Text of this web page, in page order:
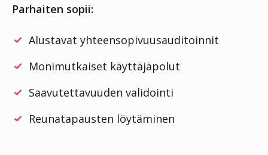
Parhaiten sopii:
Alustavat yhteensopivuusauditoinnit
Monimutkaiset käyttäjäpolut
Saavutettavuuden validointi
Reunatapausten löytäminen